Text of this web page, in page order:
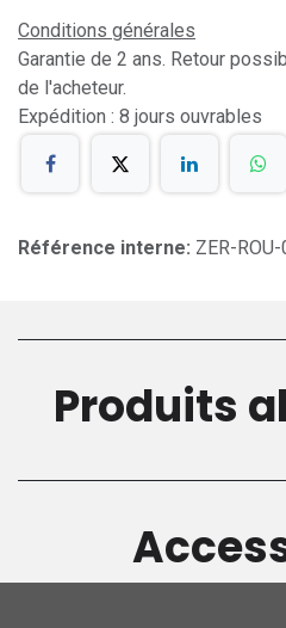
Conditions générales
Garantie de 2 ans. Retour
de l'acheteur.
Expédition : 8 jours ouvrables
Référence interne: ZER-
Produits